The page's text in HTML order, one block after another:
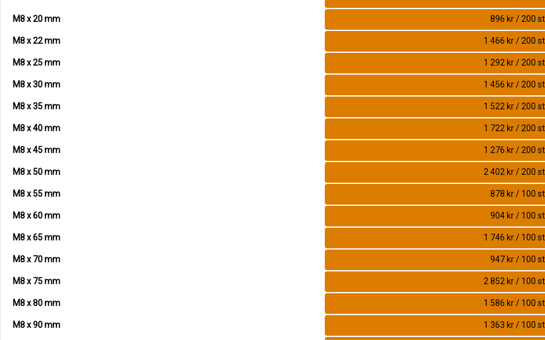
M8 x 20 mm 896 kr / 200 st
M8 x 22 mm 1 466 kr / 200 st
M8 x 25 mm 1 292 kr / 200 st
M8 x 30 mm 1 456 kr / 200 st
M8 x 35 mm 1 522 kr / 200 st
M8 x 40 mm 1 722 kr / 200 st
M8 x 45 mm 1 276 kr / 200 st
M8 x 50 mm 2 402 kr / 200 st
M8 x 55 mm 878 kr / 100 st
M8 x 60 mm 904 kr / 100 st
M8 x 65 mm 1 746 kr / 100 st
M8 x 70 mm 947 kr / 100 st
M8 x 75 mm 2 852 kr / 100 st
M8 x 80 mm 1 586 kr / 100 st
M8 x 90 mm 1 363 kr / 100 st